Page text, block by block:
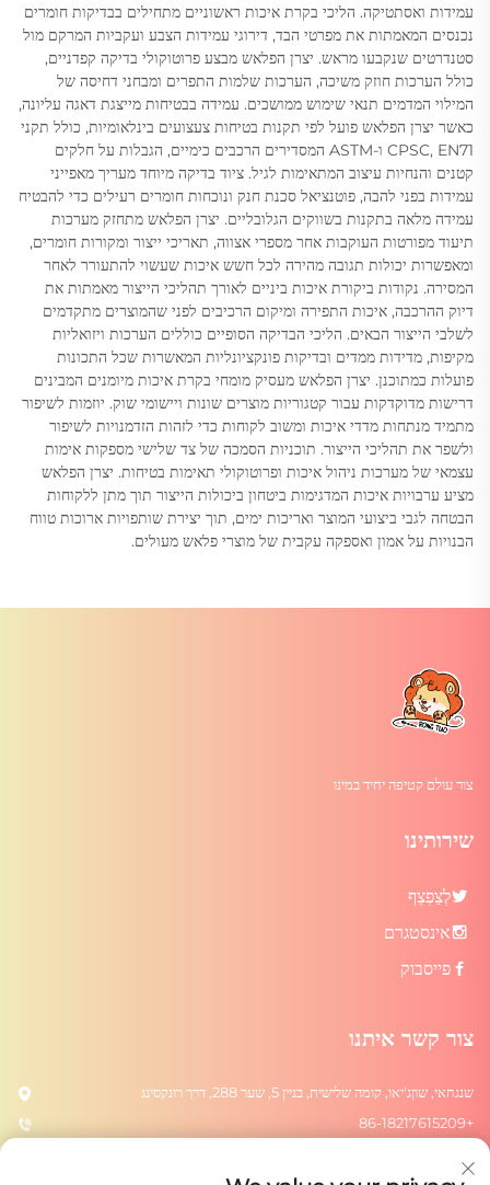
עמידות ואסתטיקה. הליכי בקרת איכות ראשוניים מתחילים בבדיקות חומרים
נכנסים המאמתות את מפרטי הבד, דירוגי עמידות הצבע ועקביות המרקם מול
סטנדרטים שנקבעו מראש. יצרן הפלאש מבצע פרוטוקולי בדיקה קפדניים,
כולל הערכות חוזק משיכה, הערכות שלמות התפרים ומבחני דחיסה של
המילוי המדמים תנאי שימוש ממושכים. עמידה בבטיחות מייצגת דאגה עליונה,
כאשר יצרן הפלאש פועל לפי תקנות בטיחות צעצועים בינלאומיות, כולל תקני
CPSC, EN71 ו-ASTM המסדירים הרכבים כימיים, הגבלות על חלקים
קטנים והנחיות עיצוב המתאימות לגיל. ציוד בדיקה מיוחד מעריך מאפייני
עמידות בפני להבה, פוטנציאל סכנת חנק ונוכחות חומרים רעילים כדי להבטיח
עמידה מלאה בתקנות בשווקים הגלובליים. יצרן הפלאש מתחזק מערכות
תיעוד מפורטות העוקבות אחר מספרי אצווה, תאריכי ייצור ומקורות חומרים,
ומאפשרות יכולות תגובה מהירה לכל חשש איכות שעשוי להתעורר לאחר
המסירה. נקודות ביקורת איכות ביניים לאורך תהליכי הייצור מאמתות את
דיוק ההרכבה, איכות התפירה ומיקום הרכיבים לפני שהמוצרים מתקדמים
לשלבי הייצור הבאים. הליכי הבדיקה הסופיים כוללים הערכות ויזואליות
מקיפות, מדידות ממדים ובדיקות פונקציונליות המאשרות שכל התכונות
פועלות כמתוכנן. יצרן הפלאש מעסיק מומחי בקרת איכות מיומנים המבינים
דרישות מדוקדקות עבור קטגוריות מוצרים שונות ויישומי שוק. יוזמות לשיפור
מתמיד מנתחות מדדי איכות ומשוב לקוחות כדי לזהות הזדמנויות לשיפור
ולשפר את תהליכי הייצור. תוכניות הסמכה של צד שלישי מספקות אימות
עצמאי של מערכות ניהול איכות ופרוטוקולי תאימות בטיחות. יצרן הפלאש
מציע ערבויות איכות המדגימות ביטחון ביכולות הייצור תוך מתן ללקוחות
הבטחה לגבי ביצועי המוצר ואריכות ימים, תוך יצירת שותפויות ארוכות טווח
הבנויות על אמון ואספקה עקבית של מוצרי פלאש מעולים.
צור עולם קטיפה יחיד במינו
שירותינו
לְצַפְצֵף
אינסטגרם
פייסבוק
צור קשר איתנו
שנגחאי, שוןג'יאו, קומה שלישית, בניין 5, שער 288, דרך רונקסינג
+86-18217615209